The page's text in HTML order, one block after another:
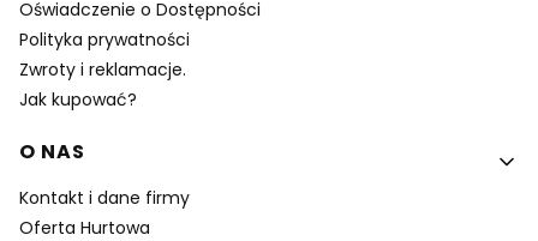
Oświadczenie o Dostępności
Polityka prywatności
Zwroty i reklamacje.
Jak kupować?
O NAS
Kontakt i dane firmy
Oferta Hurtowa